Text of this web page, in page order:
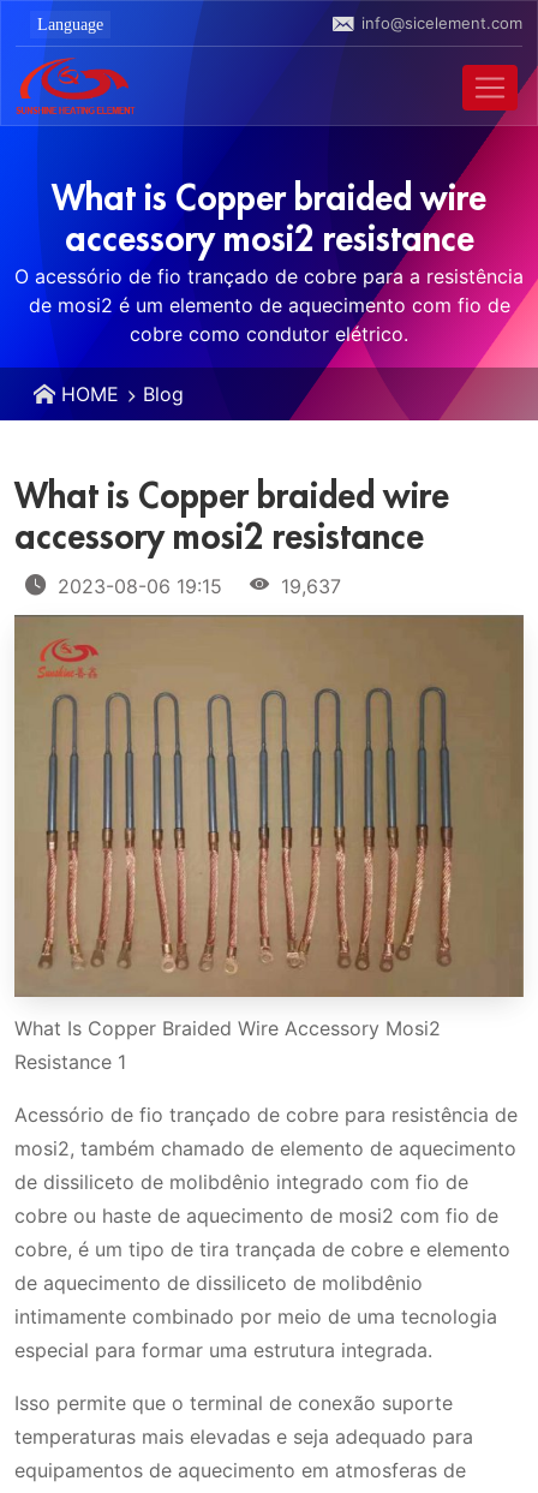
info@sicelement.com
What is Copper braided wire
accessory mosi2 resistance
O acessório de fio trançado de cobre para a resistência
de mosi2 é um elemento de aquecimento com fio de
cobre como condutor elétrico.
HOME Blog
What is Copper braided wire
accessory mosi2 resistance
2023-08-06 19:15 19,637
What Is Copper Braided Wire Accessory Mosi2
Resistance 1
Acessório de fio trançado de cobre para resistência de
mosi2, também chamado de elemento de aquecimento
de dissiliceto de molibdênio integrado com fio de
cobre ou haste de aquecimento de mosi2 com fio de
cobre, é um tipo de tira trançada de cobre e elemento
de aquecimento de dissiliceto de molibdênio
intimamente combinado por meio de uma tecnologia
especial para formar uma estrutura integrada.
Isso permite que o terminal de conexão suporte
temperaturas mais elevadas e seja adequado para
equipamentos de aquecimento em atmosferas de